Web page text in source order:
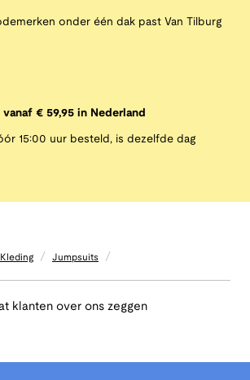
onder één dak past Van Tilburg
€ 59,95 in Nederland
15:00 uur besteld, is dezelfde dag
Kleding / Jumpsuits /
klanten over ons zeggen